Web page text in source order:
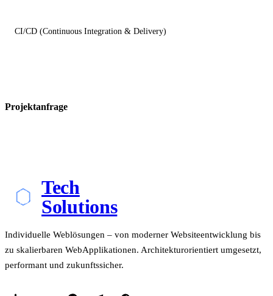
CI/CD (Continuous Integration & Delivery)
Projektanfrage
Tech
Solutions
Individuelle Weblösungen – von moderner Websiteentwicklung bis
zu skalierbaren WebApplikationen. Architekturorientiert umgesetzt,
performant und zukunftssicher.